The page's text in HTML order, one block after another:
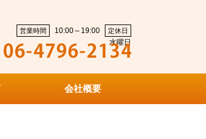
営業時間 10:00～19:00 定休日
水曜日
会社概要